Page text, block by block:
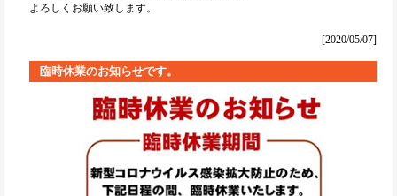
よろしくお願い致します。
[2020/05/07]
臨時休業のお知らせです。